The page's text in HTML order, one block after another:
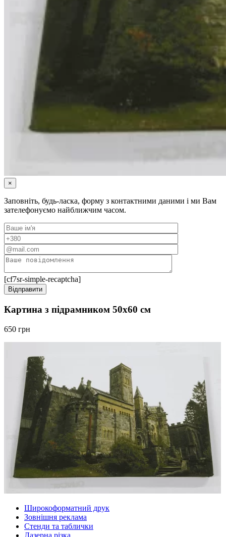
×
Заповніть, будь-ласка, форму з контактними даними і ми Вам
зателефонуємо найближчим часом.
[cf7sr-simple-recaptcha]
Картина з підрамником 50х60 cм
650 грн
Широкоформатний друк
Зовнішня реклама
Стенди та таблички
Лазерна різка